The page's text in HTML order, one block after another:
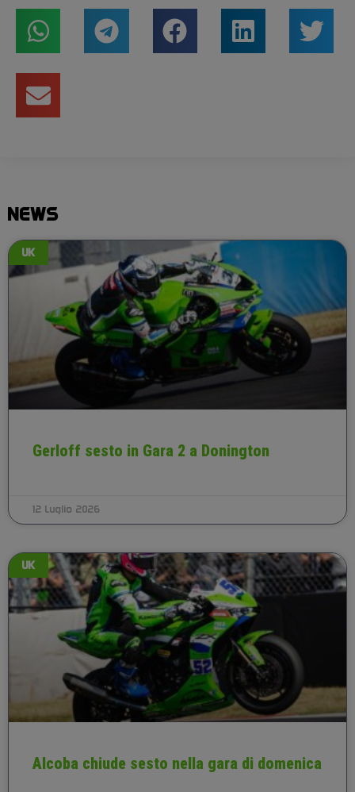
NEWS
UK
Gerloff sesto in Gara 2 a Donington
12 Luglio 2026
UK
Alcoba chiude sesto nella gara di domenica